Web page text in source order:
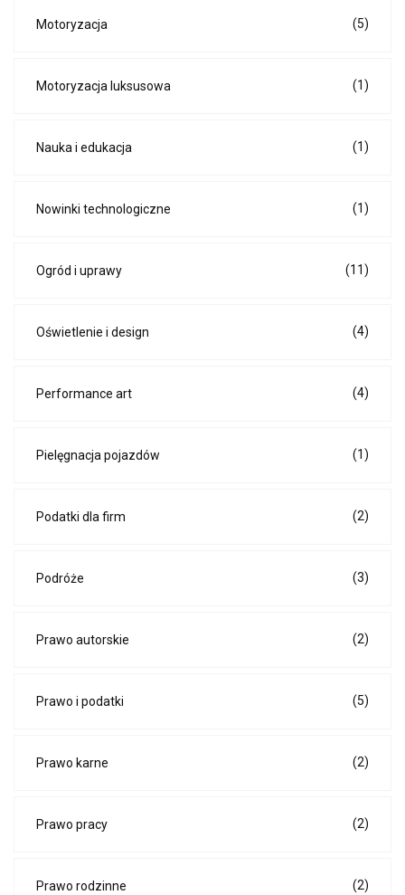
Motoryzacja (5)
Motoryzacja luksusowa (1)
Nauka i edukacja (1)
Nowinki technologiczne (1)
Ogród i uprawy (11)
Oświetlenie i design (4)
Performance art (4)
Pielęgnacja pojazdów (1)
Podatki dla firm (2)
Podróże (3)
Prawo autorskie (2)
Prawo i podatki (5)
Prawo karne (2)
Prawo pracy (2)
Prawo rodzinne (2)